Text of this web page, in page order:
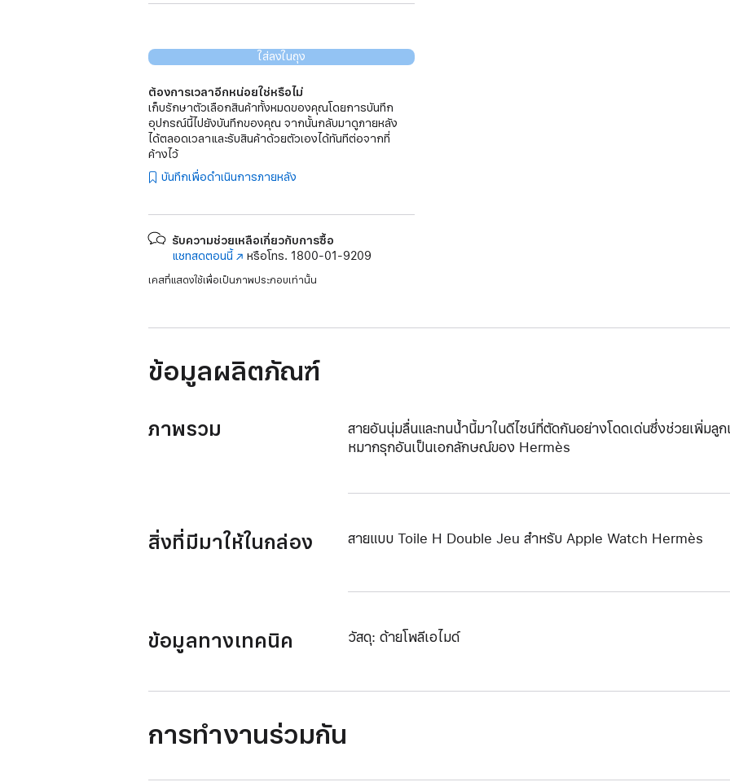
ใส่ลงในถุง
ต้องการเวลาอีกหน่อยใช่หรือไม่
เก็บรักษาตัวเลือกสินค้าทั้งหมดของคุณโดยการบันทึก
อุปกรณ์นี้ไปยังบันทึกของคุณ จากนั้นกลับมาดูภายหลัง
ได้ตลอดเวลาและรับสินค้าด้วยตัวเองได้ทันทีต่อจากที่
ค้างไว้
บันทึกเพื่อดำเนินการภายหลัง
รับความช่วยเหลือเกี่ยวกับการซื้อ
แชทสดตอนนี้(เปิด
หน้าต่าง
หรือโทร. 1800-01-9209
เคสที่แสดงใช้เพื่อเป็นภาพประกอบเท่านั้น
ข้อมูลผลิตภัณฑ์
ภาพรวม
สายอันนุ่มลื่นและทนน้ำนี้มาในดีไซน์ที่ตัดกันอย่างโดดเด่นซึ่งช่วยเพิ่มลู
หมากรุกอันเป็นเอกลักษณ์ของ Hermès
สิ่งที่มีมาให้ในกล่อง สายแบบ Toile H Double Jeu สำหรับ Apple Watch Hermès
ข้อมูลทางเทคนิค วัสดุ: ด้ายโพลีเอไมด์
การทำงานร่วมกัน